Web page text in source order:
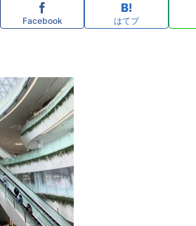
Facebook はてブ